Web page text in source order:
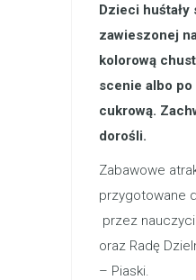
Dzieci huśtały
zawieszonej
kolorową
scenie albo po
cukrową.
dorośli.
Zabawowe
przygotowane
przez
oraz Radę
– Piaski.